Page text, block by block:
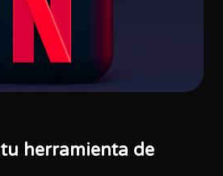
tu herramienta de